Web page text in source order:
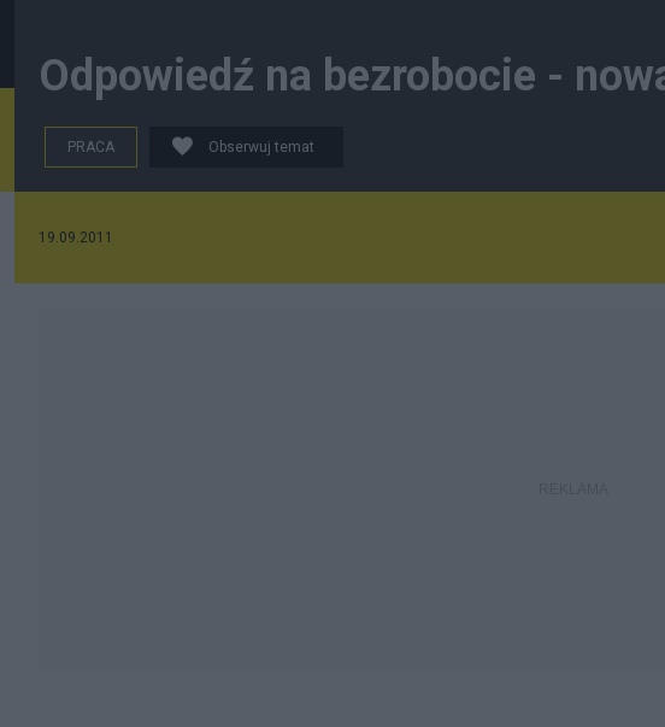
Odpowiedź na bezrobocie -
PRACA Obserwuj temat
19.09.2011